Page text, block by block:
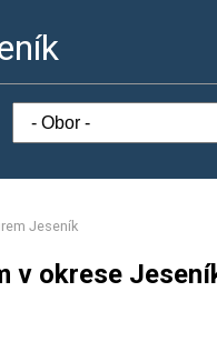
Jeseník
v okrese